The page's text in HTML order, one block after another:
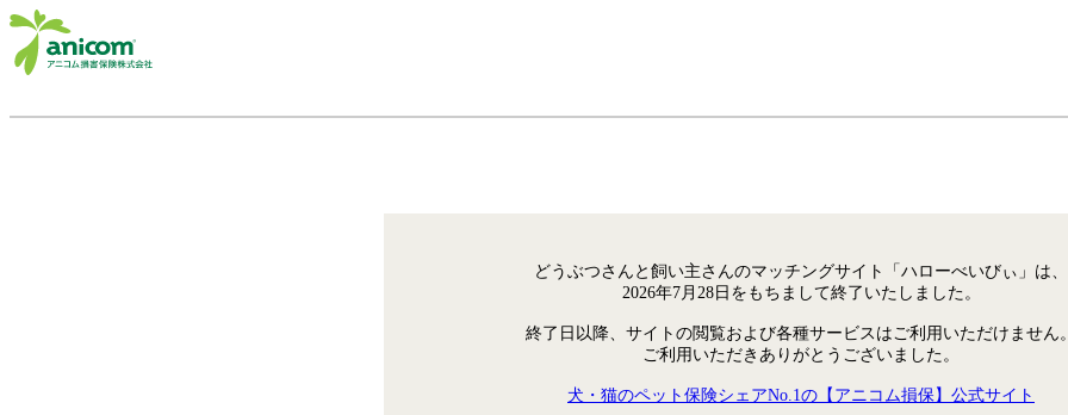
どうぶつさんと飼い主さんのマッチングサイト「ハローべいびぃ」は、
2026年7月28日をもちまして終了いたしました。
終了日以降、サイトの閲覧および各種サービスはご利用いただけません
ご利用いただきありがとうございました。
犬・猫のペット保険シェアNo.1の【アニコム損保】公式サイト